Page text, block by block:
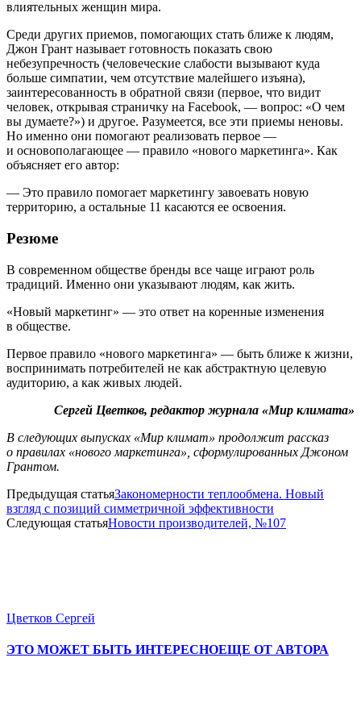
влиятельных женщин мира.
Среди других приемов, помогающих стать ближе к людям,
Джон Грант называет готовность показать свою
небезупречность (человеческие слабости вызывают куда
больше симпатии, чем отсутствие малейшего изъяна),
заинтересованность в обратной связи (первое, что видит
человек, открывая страничку на Facebook, — вопрос: «О чем
вы думаете?») и другое. Разумеется, все эти приемы неновы.
Но именно они помогают реализовать первое —
и основополагающее — правило «нового маркетинга». Как
объясняет его автор:
— Это правило помогает маркетингу завоевать новую
территорию, а остальные 11 касаются ее освоения.
Резюме
В современном обществе бренды все чаще играют роль
традиций. Именно они указывают людям, как жить.
«Новый маркетинг» — это ответ на коренные изменения
в обществе.
Первое правило «нового маркетинга» — быть ближе к жизни,
воспринимать потребителей не как абстрактную целевую
аудиторию, а как живых людей.
Сергей Цветков, редактор журнала «Мир климата»
В следующих выпусках «Мир климат» продолжит рассказ
о правилах «нового маркетинга», сформулированных Джоном
Грантом.
Предыдущая статьяЗакономерности теплообмена. Новый
взгляд с позиций симметричной эффективности
Следующая статьяНовости производителей, №107
Цветков Сергей
ЭТО МОЖЕТ БЫТЬ ИНТЕРЕСНОЕЩЕ ОТ АВТОРА